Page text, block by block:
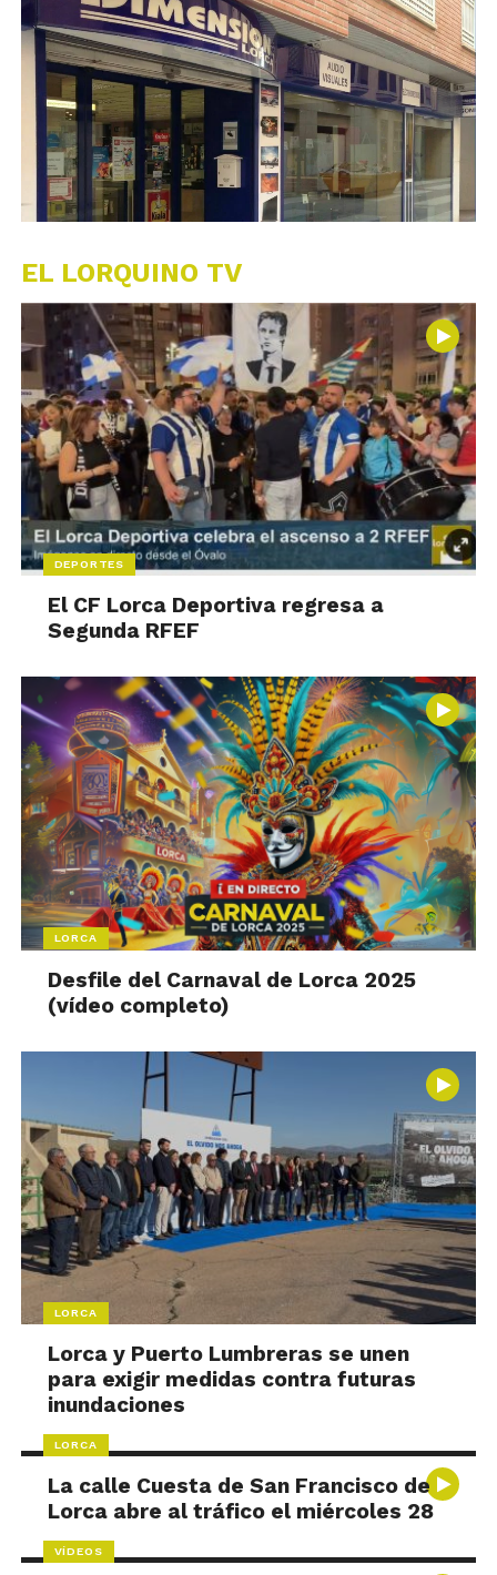
EL LORQUINO TV
DEPORTES
El CF Lorca Deportiva regresa a
Segunda RFEF
LORCA
Desfile del Carnaval de Lorca 2025
(vídeo completo)
LORCA
Lorca y Puerto Lumbreras se unen
para exigir medidas contra futuras
inundaciones
LORCA
La calle Cuesta de San Francisco de
Lorca abre al tráfico el miércoles 28
VÍDEOS